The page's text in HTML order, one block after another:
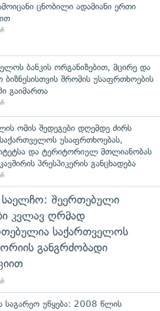
ცნობილი ადამიანი ერთი
ბანკის ორგანიზებით, მცირე და
ბიზნესისთვის შრომის უსაფრთხოების
გაიმართა
ომის შედეგები დღემდე ძირს
უსაფრთხოებას,
და ტერიტორიულ მთლიანობას
პრესპიკერის განცხადება
საელჩო: შეერთებული
კვლავ ღრმად
საქართველოს
განგრძობადი
საგარეო უწყება: 2008 წლის